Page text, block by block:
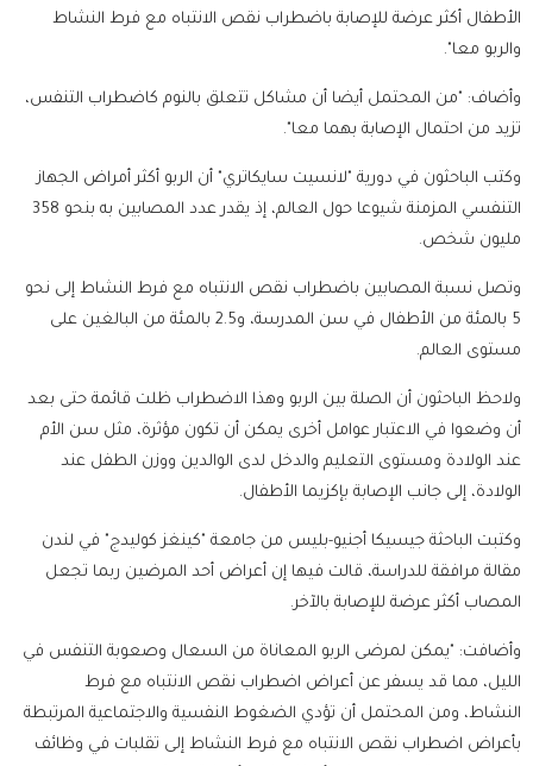
الأطفال أكثر عرضة للإصابة باضطراب نقص الانتباه مع فرط النشاط
والربو معا".
وأضاف: "من المحتمل أيضا أن مشاكل تتعلق بالنوم كاضطراب التنفس،
تزيد من احتمال الإصابة بهما معا".
وكتب الباحثون في دورية "لانسيت سايكاتري" أن الربو أكثر أمراض الجهاز
التنفسي المزمنة شيوعا حول العالم، إذ يقدر عدد المصابين به بنحو 358
مليون شخص.
وتصل نسبة المصابين باضطراب نقص الانتباه مع فرط النشاط إلى نحو
5 بالمئة من الأطفال في سن المدرسة، و2.5 بالمئة من البالغين على
مستوى العالم.
ولاحظ الباحثون أن الصلة بين الربو وهذا الاضطراب ظلت قائمة حتى بعد
أن وضعوا في الاعتبار عوامل أخرى يمكن أن تكون مؤثرة، مثل سن الأم
عند الولادة ومستوى التعليم والدخل لدى الوالدين ووزن الطفل عند
الولادة، إلى جانب الإصابة بإكزيما الأطفال.
وكتبت الباحثة جيسيكا أجنيو-بليس من جامعة "كينغز كوليدج" في لندن
مقالة مرافقة للدراسة، قالت فيها إن أعراض أحد المرضين ربما تجعل
المصاب أكثر عرضة للإصابة بالآخر.
وأضافت: "يمكن لمرضى الربو المعاناة من السعال وصعوبة التنفس في
الليل، مما قد يسفر عن أعراض اضطراب نقص الانتباه مع فرط
النشاط، ومن المحتمل أن تؤدي الضغوط النفسية والاجتماعية المرتبطة
بأعراض اضطراب نقص الانتباه مع فرط النشاط إلى تقلبات في وظائف